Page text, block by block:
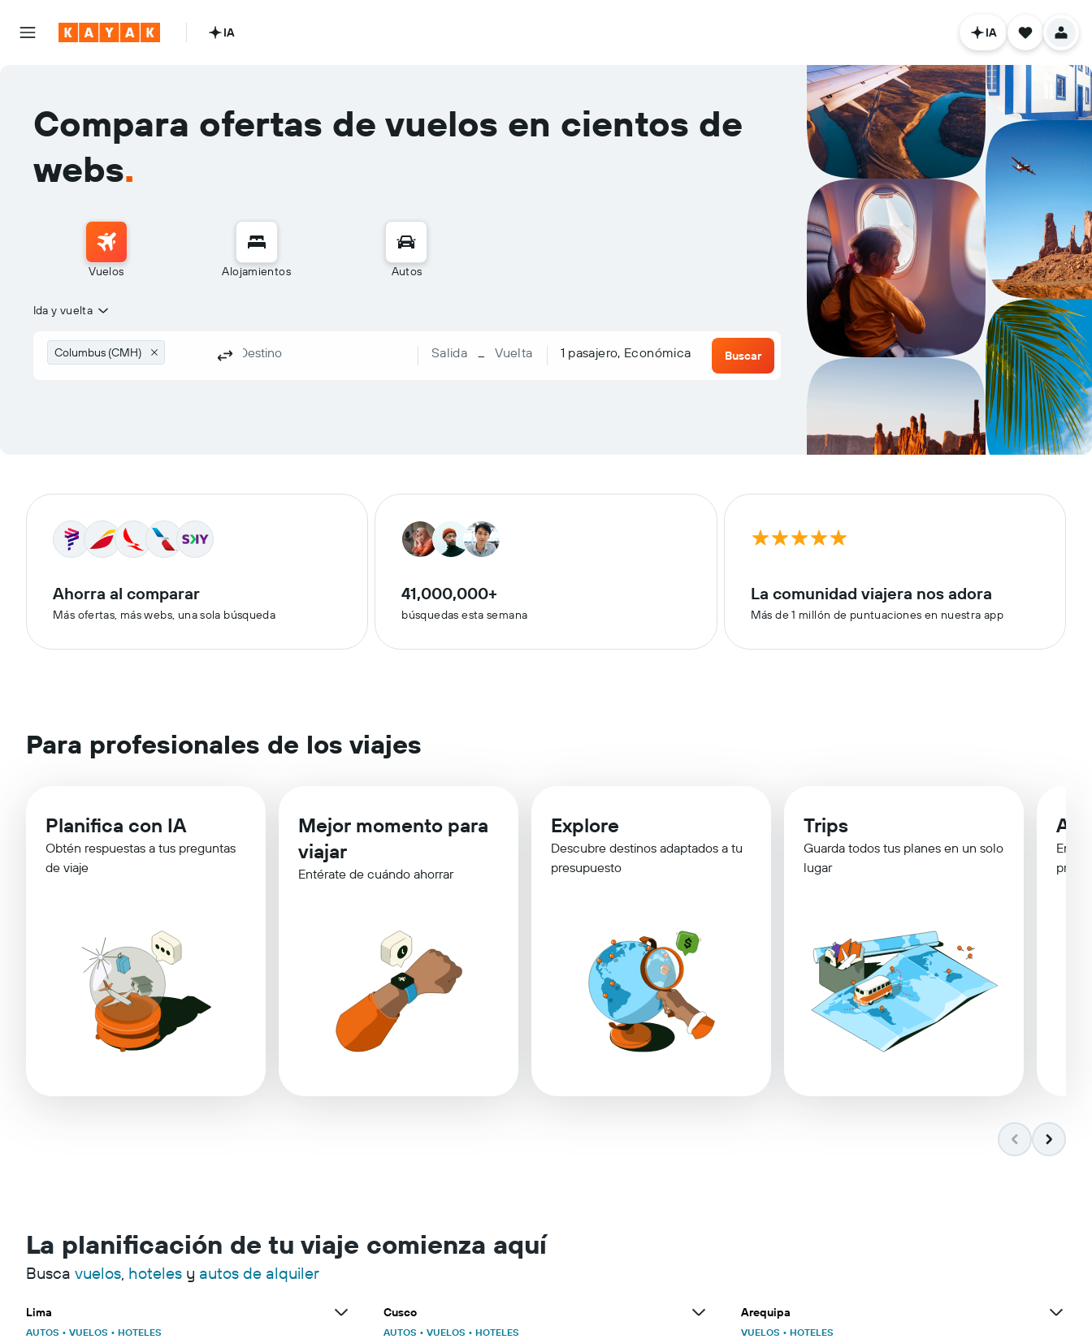
IA IA
Compara ofertas de vuelos en cientos de
webs.
Vuelos Alojamientos Autos
Ida y vuelta
Columbus (CMH) Salida – Vuelta 1 pasajero, Económica Buscar
Ahorra al comparar
Más ofertas, más webs, una sola búsqueda
41,000,000+
búsquedas esta semana
La comunidad viajera nos adora
Más de 1 millón de puntuaciones en nuestra app
Para profesionales de los viajes
Planifica con IA
Obtén respuestas a tus preguntas
de viaje
Mejor momento para
viajar
Entérate de cuándo ahorrar
Explore
Descubre destinos adaptados a tu
presupuesto
Trips
Guarda todos tus planes en un solo
lugar
La planificación de tu viaje comienza aquí
Busca vuelos, hoteles y autos de alquiler
Lima
AUTOS • VUELOS • HOTELES
Cusco
AUTOS • VUELOS • HOTELES
Arequipa
VUELOS • HOTELES